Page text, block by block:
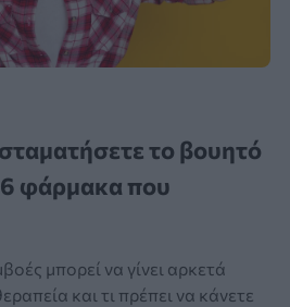
το βουητό
6 φάρμακα που
μπορεί να γίνει αρκετά
και τι πρέπει να κάνετε